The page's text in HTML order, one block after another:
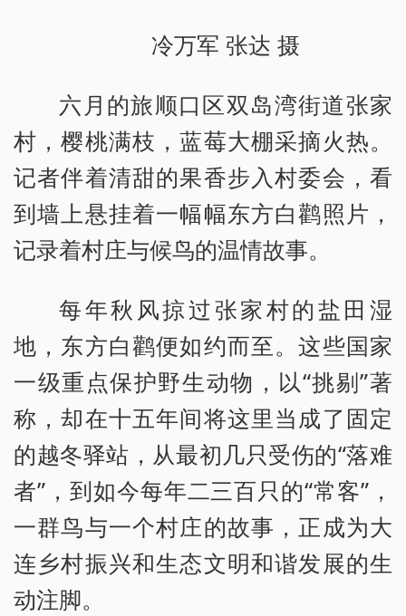
冷万军 张达 摄
六月的旅顺口区双岛湾街道张家
村，樱桃满枝，蓝莓大棚采摘火热。
记者伴着清甜的果香步入村委会，看
到墙上悬挂着一幅幅东方白鹳照片，
记录着村庄与候鸟的温情故事。
每年秋风掠过张家村的盐田湿
地，东方白鹳便如约而至。这些国家
一级重点保护野生动物，以“挑剔”著
称，却在十五年间将这里当成了固定
的越冬驿站，从最初几只受伤的“落难
者”，到如今每年二三百只的“常客”，
一群鸟与一个村庄的故事，正成为大
连乡村振兴和生态文明和谐发展的生
动注脚。